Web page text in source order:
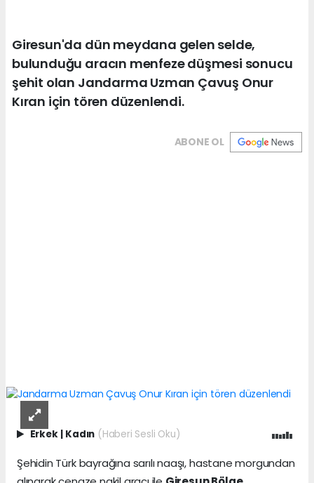
Giresun'da dün meydana gelen selde,
bulunduğu aracın menfeze düşmesi sonucu
şehit olan Jandarma Uzman Çavuş Onur
Kıran için tören düzenlendi.
ABONE OL
Erkek Kadın (Haberi Sesli Oku)
Şehidin Türk bayrağına sarılı naaşı, hastane morgundan